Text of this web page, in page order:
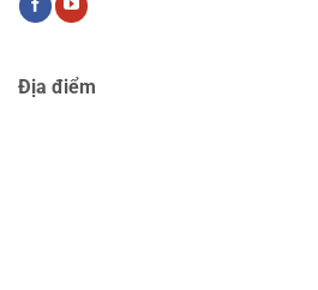
Địa điểm